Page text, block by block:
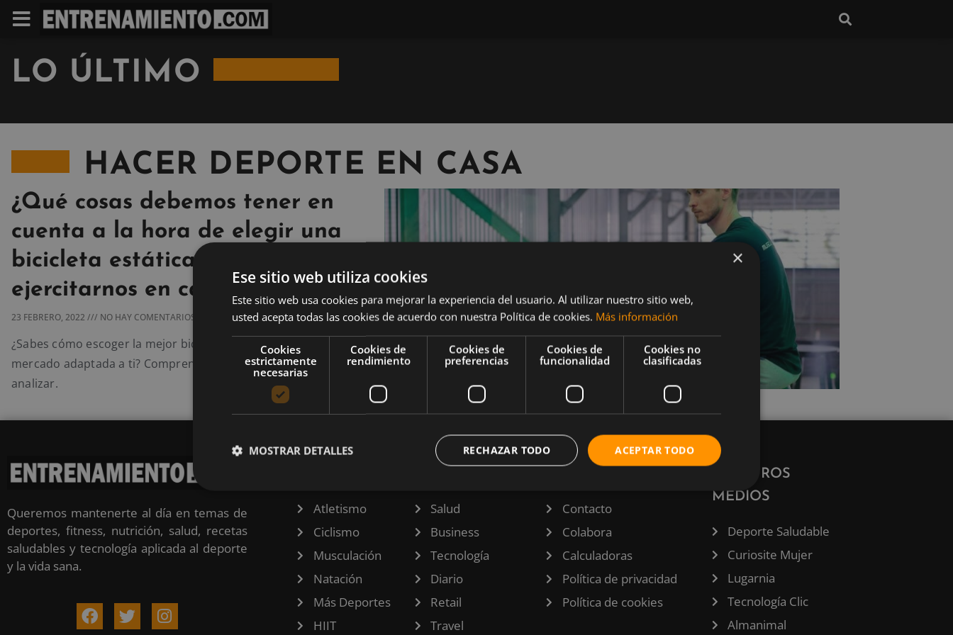
LO ÚLTIMO
HACER DEPORTE EN CASA
¿Qué cosas debemos tener en
cuenta a la hora de elegir una
bicicleta estática para
ejercitarnos en casa?
23 FEBRERO, 2022 NO HAY COMENTARIOS
¿Sabes cómo escoger la mejor bicicleta estática que hay en el
mercado adaptada a ti? Comprende los factores que debes
analizar.
Queremos mantenerte al día en temas de
deportes, fitness, nutrición, salud, recetas
saludables y tecnología aplicada al deporte
y la vida sana.
Atletismo
Ciclismo
Musculación
Natación
Más Deportes
HIIT
Salud
Business
Tecnología
Diario
Retail
Travel
Contacto
Colabora
Calculadoras
Política de privacidad
Política de cookies
NUESTROS
MEDIOS
Deporte Saludable
Curiosite Mujer
Lugarnia
Tecnología Clic
Almanimal
×
Ese sitio web utiliza cookies
Este sitio web usa cookies para mejorar la experiencia del usuario. Al utilizar nuestro sitio web,
usted acepta todas las cookies de acuerdo con nuestra Política de cookies. Más información
Cookies
estrictamente
necesarias
Cookies de
rendimiento
Cookies de
preferencias
Cookies de
funcionalidad
Cookies no
clasificadas
ACEPTAR TODO
RECHAZAR TODO
MOSTRAR DETALLES